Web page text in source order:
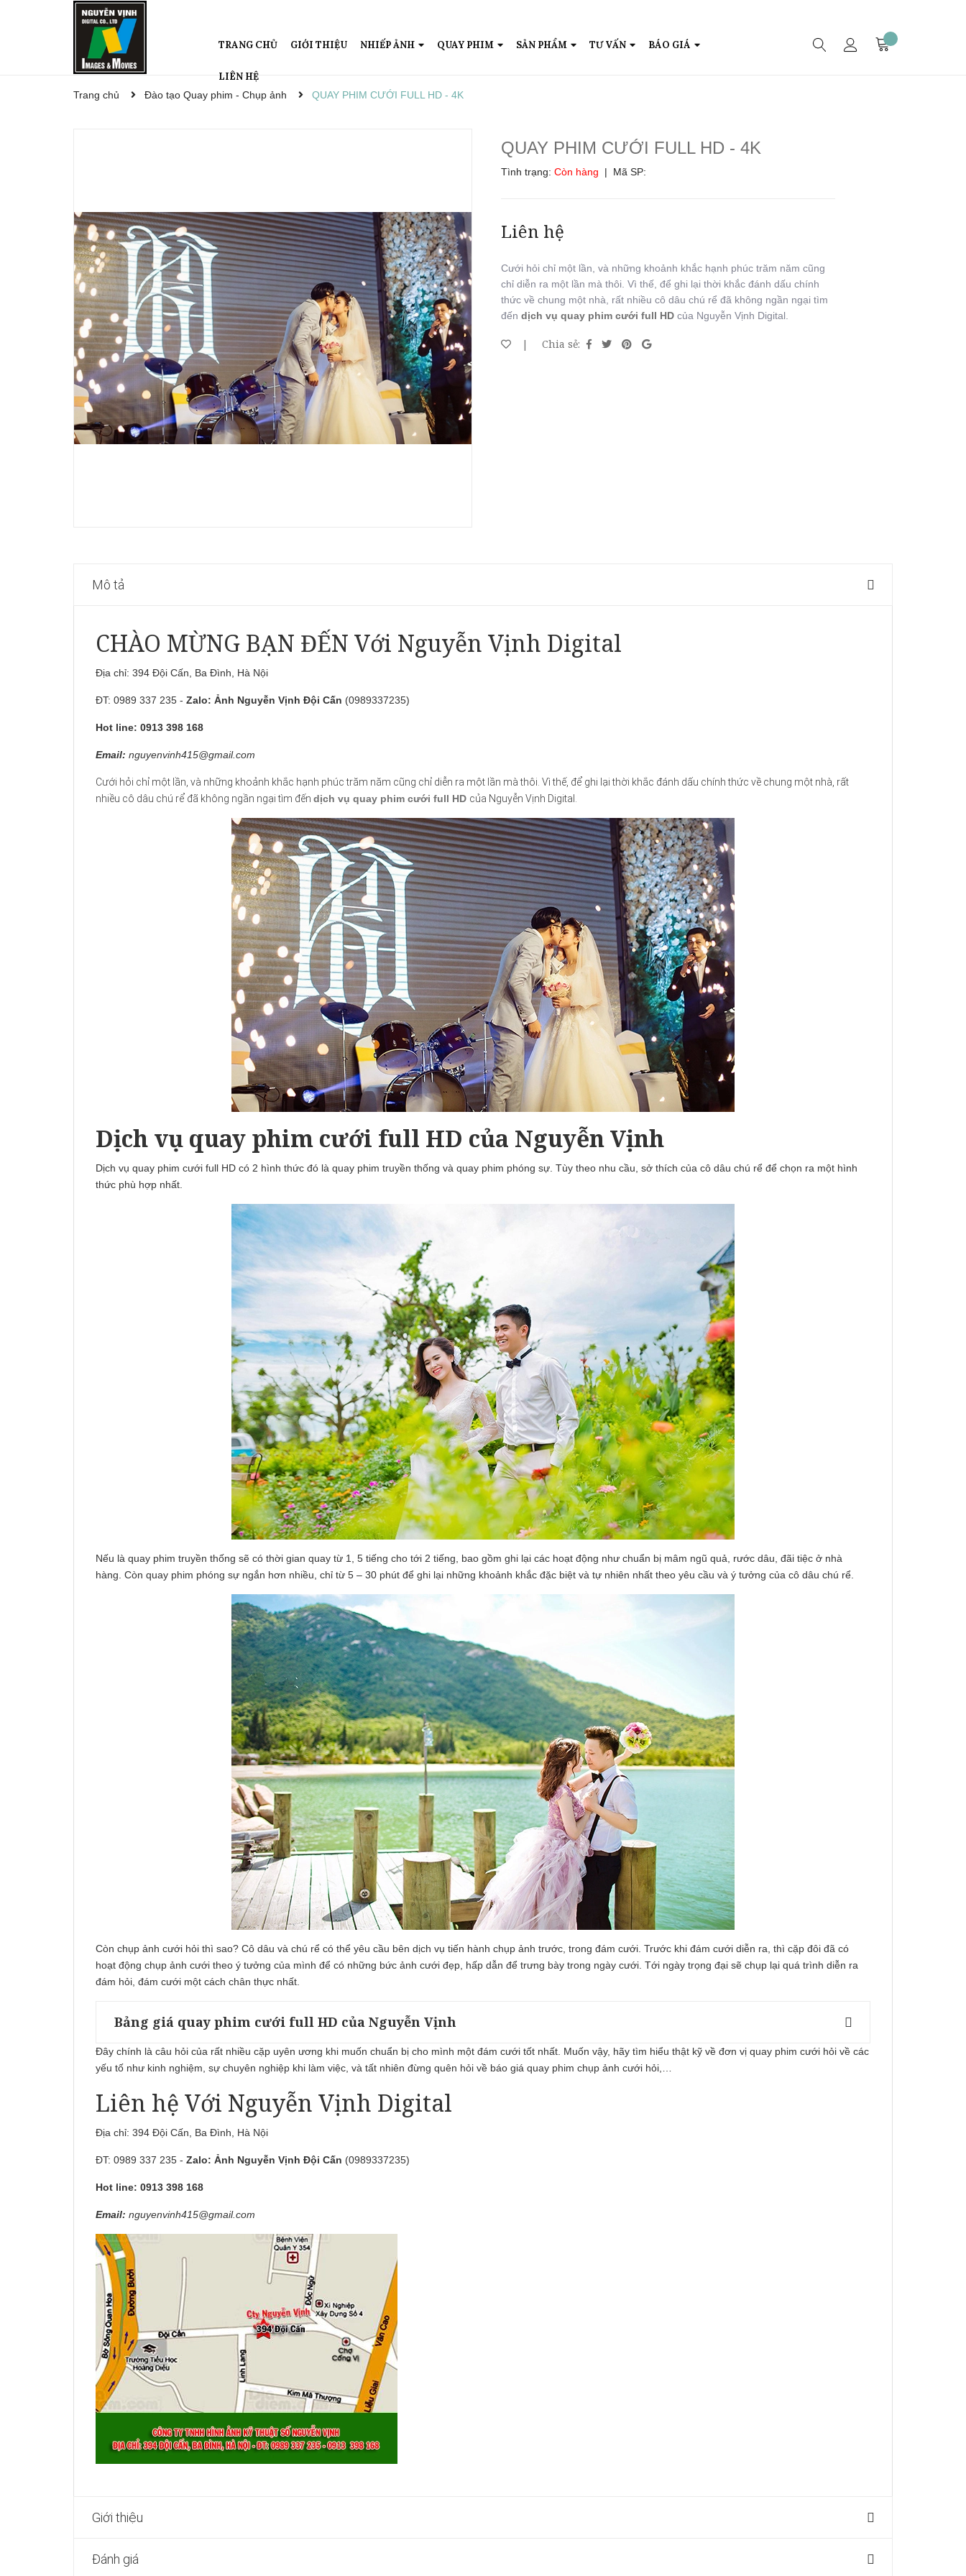
TRANG CHỦ GIỚI THIỆU NHIẾP ẢNH QUAY PHIM SẢN PHẨM TƯ VẤN BÁO GIÁ
LIÊN HỆ
Trang chủ Đào tạo Quay phim - Chụp ảnh QUAY PHIM CƯỚI FULL HD - 4K
QUAY PHIM CƯỚI FULL HD - 4K
Tình trạng: Còn hàng | Mã SP:
Liên hệ
Cưới hỏi chỉ một lần, và những khoảnh khắc hạnh phúc trăm năm cũng
chỉ diễn ra một lần mà thôi. Vì thế, để ghi lại thời khắc đánh dấu chính
thức về chung một nhà, rất nhiều cô dâu chú rể đã không ngần ngại tìm
đến dịch vụ quay phim cưới full HD của Nguyễn Vịnh Digital.
| Chia sẻ:
Mô tả
CHÀO MỪNG BẠN ĐẾN Với Nguyễn Vịnh Digital
Địa chỉ: 394 Đội Cấn, Ba Đình, Hà Nội
ĐT: 0989 337 235 - Zalo: Ảnh Nguyễn Vịnh Đội Cấn (0989337235)
Hot line: 0913 398 168
Email: nguyenvinh415@gmail.com
Cưới hỏi chỉ một lần, và những khoảnh khắc hạnh phúc trăm năm cũng chỉ diễn ra một lần mà thôi. Vì thế, để ghi lại thời khắc đánh dấu chính thức về chung một nhà, rất
nhiều cô dâu chú rể đã không ngần ngại tìm đến dịch vụ quay phim cưới full HD của Nguyễn Vịnh Digital.
Dịch vụ quay phim cưới full HD của Nguyễn Vịnh
Dịch vụ quay phim cưới full HD có 2 hình thức đó là quay phim truyền thống và quay phim phóng sự. Tùy theo nhu cầu, sở thích của cô dâu chú rể để chọn ra một hình
thức phù hợp nhất.
Nếu là quay phim truyền thống sẽ có thời gian quay từ 1, 5 tiếng cho tới 2 tiếng, bao gồm ghi lại các hoạt động như chuẩn bị mâm ngũ quả, rước dâu, đãi tiệc ở nhà
hàng. Còn quay phim phóng sự ngắn hơn nhiều, chỉ từ 5 – 30 phút để ghi lại những khoảnh khắc đặc biệt và tự nhiên nhất theo yêu cầu và ý tưởng của cô dâu chú rể.
Còn chụp ảnh cưới hỏi thì sao? Cô dâu và chú rể có thể yêu cầu bên dịch vụ tiến hành chụp ảnh trước, trong đám cưới. Trước khi đám cưới diễn ra, thì cặp đôi đã có
hoạt động chụp ảnh cưới theo ý tưởng của mình để có những bức ảnh cưới đẹp, hấp dẫn để trưng bày trong ngày cưới. Tới ngày trọng đại sẽ chụp lại quá trình diễn ra
đám hỏi, đám cưới một cách chân thực nhất.
Bảng giá quay phim cưới full HD của Nguyễn Vịnh
Đây chính là câu hỏi của rất nhiều cặp uyên ương khi muốn chuẩn bị cho mình một đám cưới tốt nhất. Muốn vậy, hãy tìm hiểu thật kỹ về đơn vị quay phim cưới hỏi về các
yếu tố như kinh nghiệm, sự chuyên nghiệp khi làm việc, và tất nhiên đừng quên hỏi về báo giá quay phim chụp ảnh cưới hỏi,…
Liên hệ Với Nguyễn Vịnh Digital
Địa chỉ: 394 Đội Cấn, Ba Đình, Hà Nội
ĐT: 0989 337 235 - Zalo: Ảnh Nguyễn Vịnh Đội Cấn (0989337235)
Hot line: 0913 398 168
Email: nguyenvinh415@gmail.com
Giới thiệu
Đánh giá